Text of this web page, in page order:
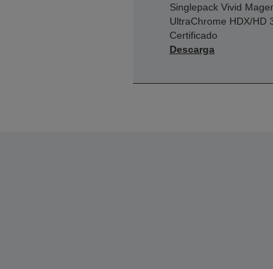
Singlepack Vivid
UltraChrome HDX/HD
Certificado
Descarga